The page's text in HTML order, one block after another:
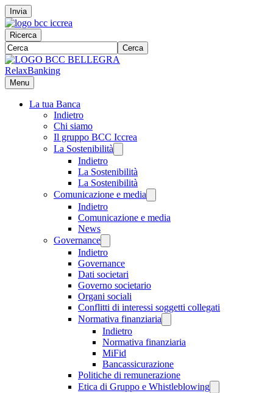
Invia
Ricerca
Cerca
RelaxBanking
Menu
La tua Banca
Indietro
Chi siamo
Il gruppo BCC Iccrea
La Sostenibilità
Indietro
La Sostenibilità
La Sostenibilità
Comunicazione e media
Indietro
Comunicazione e media
News
Governance
Indietro
Governance
Dati societari
Governo societario
Organi sociali
Conflitti di interessi soggetti collegati
Normativa finanziaria
Indietro
Normativa finanziaria
MiFid
Bancassicurazione
Politiche di remunerazione
Etica di Gruppo e Whistleblowing